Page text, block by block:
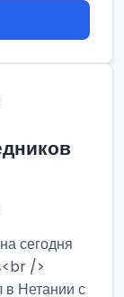
сегодня
/>
в Нетании с